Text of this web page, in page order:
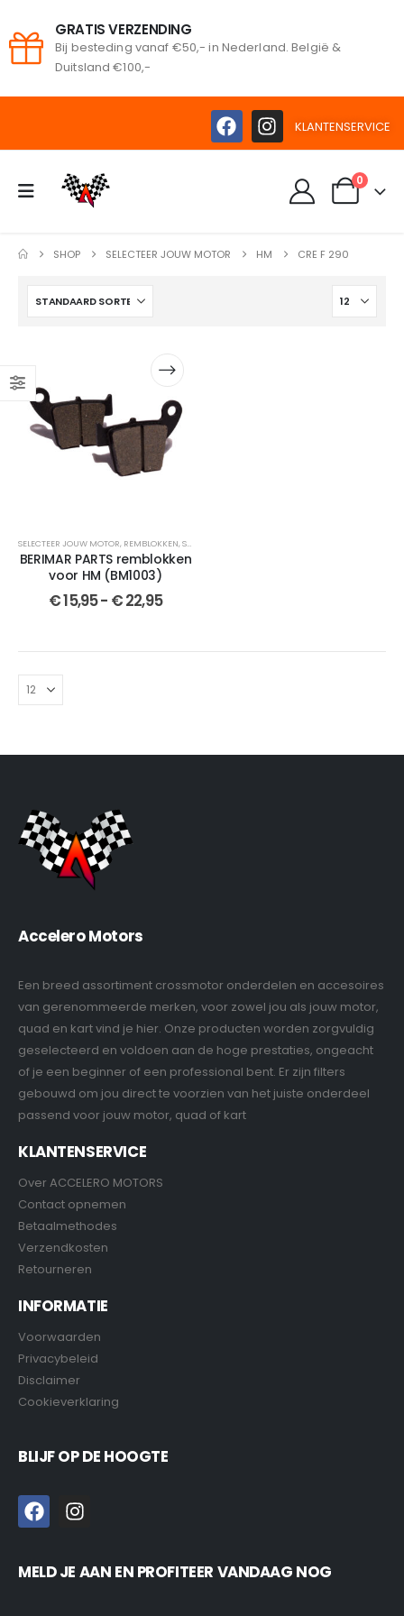
GRATIS VERZENDING
Bij besteding vanaf €50,- in Nederland. België &
Duitsland €100,-
KLANTENSERVICE
0
SHOP SELECTEER JOUW MOTOR HM CRE F 290
SELECTEER JOUW MOTOR, REMBLOKKEN,SEMI-GESINTERDE
BERIMAR PARTS remblokken
voor HM (BM1003)
€15,95- €22,95
Accelero Motors
Een breed assortiment crossmotor onderdelen en accesoires
van gerenommeerde merken, voor zowel jou als jouw motor,
quad en kart vind je hier. Onze producten worden zorgvuldig
geselecteerd en voldoen aan de hoge prestaties, ongeacht
of je een beginner of een professional bent. Er zijn filters
gebouwd om jou direct te voorzien van het juiste onderdeel
passend voor jouw motor, quad of kart
KLANTENSERVICE
Over ACCELERO MOTORS
Contact opnemen
Betaalmethodes
Verzendkosten
Retourneren
INFORMATIE
Voorwaarden
Privacybeleid
Disclaimer
Cookieverklaring
BLIJF OP DE HOOGTE
MELD JE AAN EN PROFITEER VANDAAG NOG